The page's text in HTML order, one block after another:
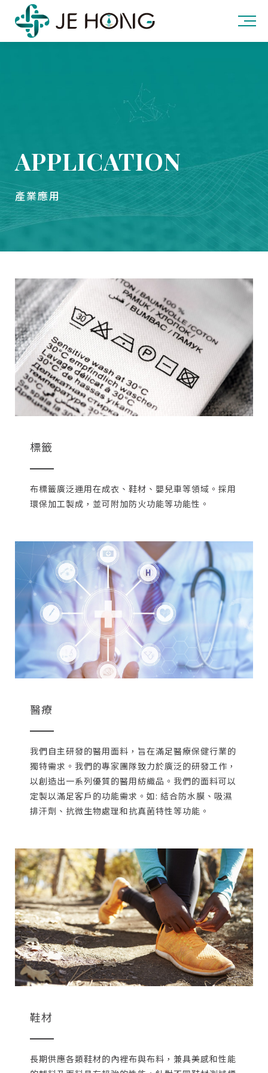
APPLICATION
產業應用
標籤
布標籤廣泛運用在成衣、鞋材、嬰兒車等領域。採用
環保加工製成，並可附加防火功能等功能性。
醫療
我們自主研發的醫用面料，旨在滿足醫療保健行業的
獨特需求。我們的專家團隊致力於廣泛的研發工作，
以創造出一系列優質的醫用紡織品。我們的面料可以
定製以滿足客戶的功能需求。如: 結合防水膜、吸濕
排汗劑、抗微生物處理和抗真菌特性等功能。
鞋材
長期供應各類鞋材的內裡布與布料，兼具美感和性能